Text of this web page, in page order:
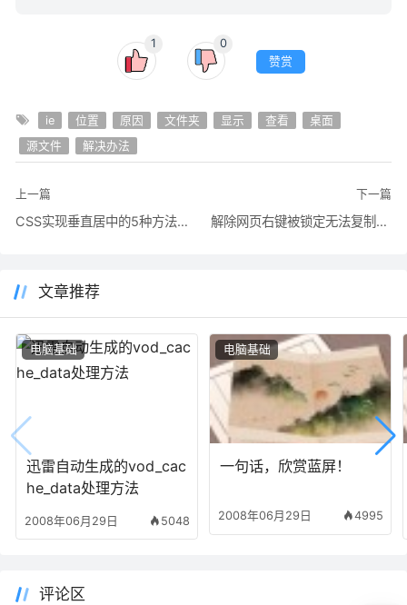
1
0
赞赏
ie 位置 原因 文件夹 显示 查看
桌面
源文件
解决办法
上一篇
CSS实现垂直居中的5种方法分析及示例
下一篇
解除网页右键被锁定无法复制文字的简单方法
文章推荐
迅雷自动生成的vod_cac
he_data处理方法
2008年06月29日 5048
电脑基础
一句话，欣赏蓝屏！
2008年06月29日 4995
电脑基础
评论区